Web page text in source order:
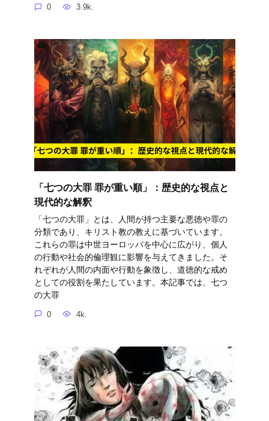
0 3.9k.
「七つの大罪 罪が重い順」：歴史的な視点と
現代的な解釈
「七つの大罪」とは、人間が持つ主要な悪徳や罪の
分類であり、キリスト教の教えに基づいています。
これらの罪は中世ヨーロッパを中心に広がり、個人
の行動や社会的倫理観に影響を与えてきました。そ
れぞれが人間の内面や行動を象徴し、道徳的な戒め
としての役割を果たしています。本記事では、七つ
の大罪
0 4k.